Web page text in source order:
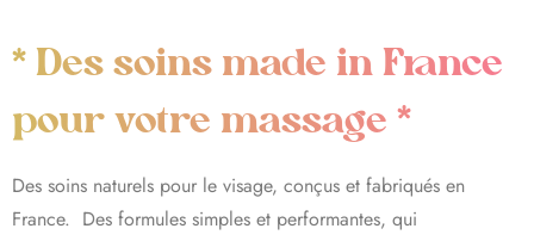
* Des soins made in France
pour votre massage *
Des soins naturels pour le visage, conçus et fabriqués en
France. Des formules simples et performantes, qui